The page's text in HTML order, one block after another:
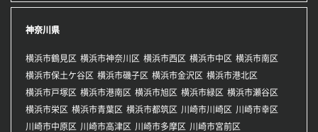
神奈川県
横浜市鶴見区 横浜市神奈川区 横浜市西区 横浜市中区 横浜市南区
横浜市保土ケ谷区 横浜市磯子区 横浜市金沢区 横浜市港北区
横浜市戸塚区 横浜市港南区 横浜市旭区 横浜市緑区 横浜市瀬谷区
横浜市栄区 横浜市青葉区 横浜市都筑区 川崎市川崎区 川崎市幸区
川崎市中原区 川崎市高津区 川崎市多摩区 川崎市宮前区